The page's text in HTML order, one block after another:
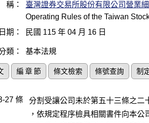
：
臺灣證券交易所股份有限公司營業
Operating Rules of the Taiwan
期：
民國 115 年 04 月 16 日
類： 基本法規
編 章 節 條文檢索 條號查詢 制
27 條
分割受讓公司未於第五十三條之二
，依規定程序檢具相關書件向本